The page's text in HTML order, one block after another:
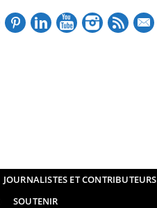
mail
JOURNALISTES ET CONTRIBUTEURS
SOUTENIR